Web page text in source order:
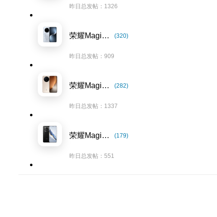
昨日总发帖：1326
荣耀Magic7系列 (320)
昨日总发帖：909
荣耀Magic8系列 (282)
昨日总发帖：1337
荣耀Magic6系列 (179)
昨日总发帖：551